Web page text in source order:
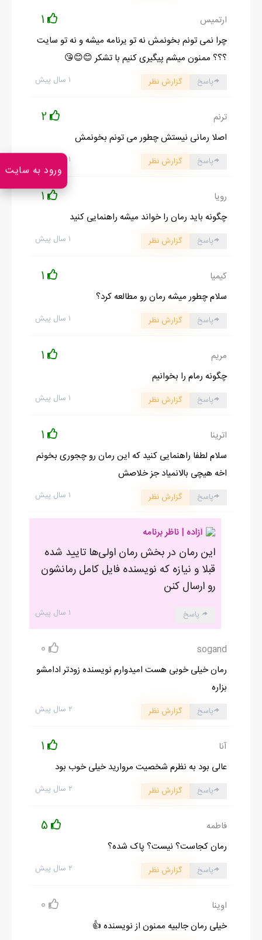
ارتمیس 1
چرا نمی تونم بخونمش نه تو یرنامه میشه و نه تو سایت
؟؟؟ ممنون میشم پیگیری کنیم با تشکر 😊😊😘
۱ سال پیش پاسخ گزارش نظر
ترنم 2
اصلا رمانی نیستش چطور می تونم بخونمش
۱ سال پیش پاسخ گزارش نظر
رویا 1
چگونه باید رمان را خواند میشه راهنمایی کنید
۱ سال پیش پاسخ گزارش نظر
کیمیا 1
سلام چطور میشه رمان رو مطالعه کرد؟
۱ سال پیش پاسخ گزارش نظر
مریم 1
چگونه رمام را بخوانیم
۱ سال پیش پاسخ گزارش نظر
اترینا 1
سلام لطفا راهنمایی کنید که این رمان رو چجوری بخونم
اخه هیچی بالانمیاد جز خلاصش
۱ سال پیش پاسخ گزارش نظر
آزاده | ناظر برنامه
این رمان در بخش رمان اولی‌ها تایید شده
قبلا و نیازه که نویسنده فایل کامل رمانشون
رو ارسال کنن
۱ سال پیش پاسخ
sogand
0
رمان خیلی خوبی هست امیدوارم نویسنده زودتر ادامشو
بزاره
۲ سال پیش پاسخ گزارش نظر
آنا 1
عالی بود به نظرم شخصیت مروارید خیلی خوب بود
۲ سال پیش پاسخ گزارش نظر
فاطمه 5
رمان کجاست؟ نیست؟ پاک شده؟
۲ سال پیش پاسخ گزارش نظر
اوینا 0
خیلی رمان جالبیه ممنون از نویسنده 👍
ورود به سایت